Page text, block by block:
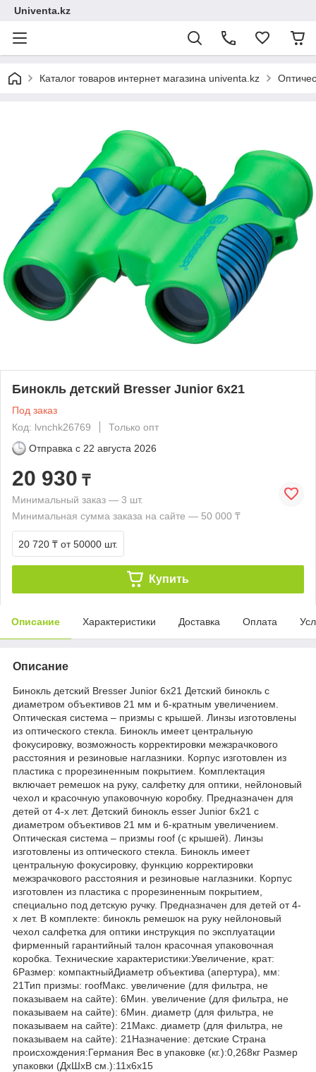
Univenta.kz
Каталог товаров интернет магазина univenta.kz
Бинокль детский Bresser Junior 6x21
Под заказ
Код: lvnchk26769
Только опт
Отправка с 22 августа 2026
20 930 ₸
Минимальный заказ — 3 шт.
Минимальная сумма заказа на сайте — 50 000 ₸
20 720 ₸ от 50000 шт.
Купить
Описание Характеристики Доставка Оплата
Описание
Бинокль детский Bresser Junior 6x21 Детский бинокль с
диаметром объективов 21 мм и 6-кратным увеличением.
Оптическая система – призмы с крышей. Линзы изготовлены
из оптического стекла. Бинокль имеет центральную
фокусировку, возможность корректировки межзрачкового
расстояния и резиновые наглазники. Корпус изготовлен из
пластика с прорезиненным покрытием. Комплектация
включает ремешок на руку, салфетку для оптики, нейлоновый
чехол и красочную упаковочную коробку. Предназначен для
детей от 4-х лет. Детский бинокль esser Junior 6x21 с
диаметром объективов 21 мм и 6-кратным увеличением.
Оптическая система – призмы roof (с крышей). Линзы
изготовлены из оптического стекла. Бинокль имеет
центральную фокусировку, функцию корректировки
межзрачкового расстояния и резиновые наглазники. Корпус
изготовлен из пластика с прорезиненным покрытием,
специально под детскую ручку. Предназначен для детей от 4-
х лет. В комплекте: бинокль ремешок на руку нейлоновый
чехол салфетка для оптики инструкция по эксплуатации
фирменный гарантийный талон красочная упаковочная
коробка. Технические характеристики:Увеличение, крат:
6Размер: компактныйДиаметр объектива (апертура), мм:
21Тип призмы: roofМакс. увеличение (для фильтра, не
показываем на сайте): 6Мин. увеличение (для фильтра, не
показываем на сайте): 6Мин. диаметр (для фильтра, не
показываем на сайте): 21Макс. диаметр (для фильтра, не
показываем на сайте): 21Назначение: детские Страна
происхождения:Германия Вес в упаковке (кг.):0,268кг Размер
упаковки (ДхШхВ см.):11x6x15